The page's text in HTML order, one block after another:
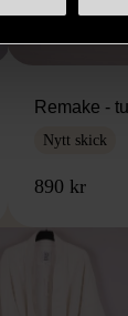
Remake -
Nytt skick
890 kr